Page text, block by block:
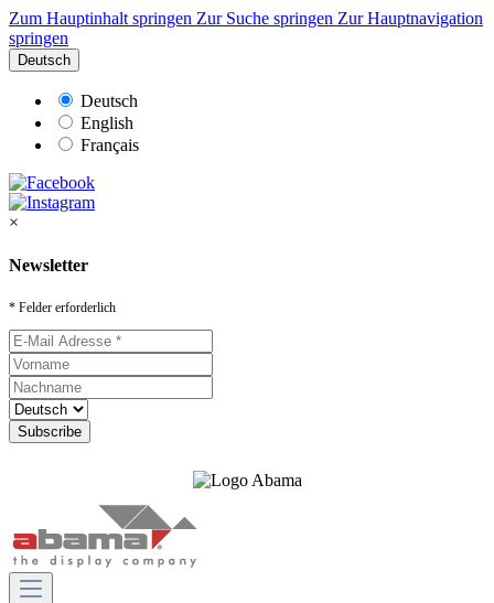
Zum Hauptinhalt springen Zur Suche springen Zur Hauptnavigation
springen
Deutsch
Deutsch
English
Français
×
Newsletter
* Felder erforderlich